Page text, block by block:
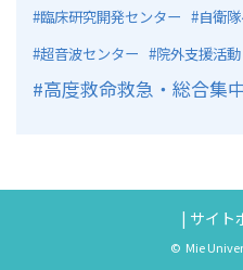
臨床研究開発センター 自衛
超音波センター
院外支援活動
高度救命救急・総合集
| サイト
© Mie